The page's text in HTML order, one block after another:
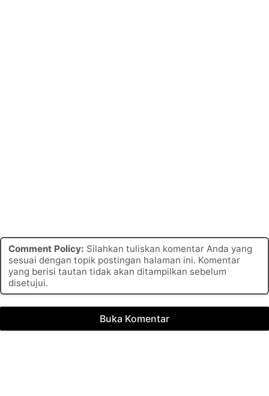
Comment Policy: Silahkan tuliskan komentar Anda yang
sesuai dengan topik postingan halaman ini. Komentar
yang berisi tautan tidak akan ditampilkan sebelum
disetujui.
Buka Komentar